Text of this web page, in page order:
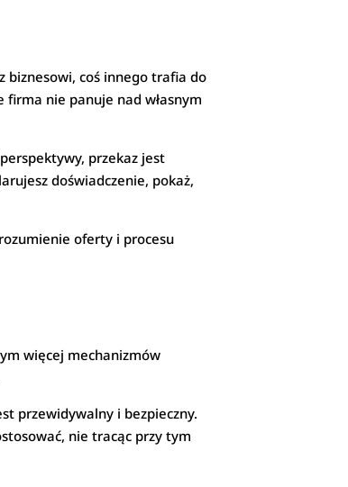
biznesowi, coś innego trafia do
firma nie panuje nad własnym
przekaz jest
doświadczenie, pokaż,
oferty i procesu
więcej mechanizmów
przewidywalny i bezpieczny.
nie tracąc przy tym